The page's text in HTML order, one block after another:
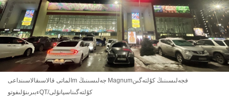
الماتى قالاسىقالاسىنداعىm جەلىسىنىڭ Magnumفجەلىسىنىڭ كۇلتەگىن
ءبىرىنۇلىفوتوQT/كۇلتەگىناسپانۇلى